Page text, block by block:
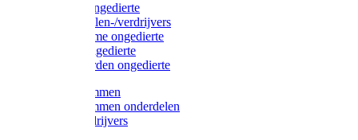
Diversen ongedierte
Insectenvallen-/verdrijvers
Protect Home ongedierte
Solabiol ongedierte
Protect Garden ongedierte
Mollenklemmen
Mollenklemmen onderdelen
Mollenverdrijvers